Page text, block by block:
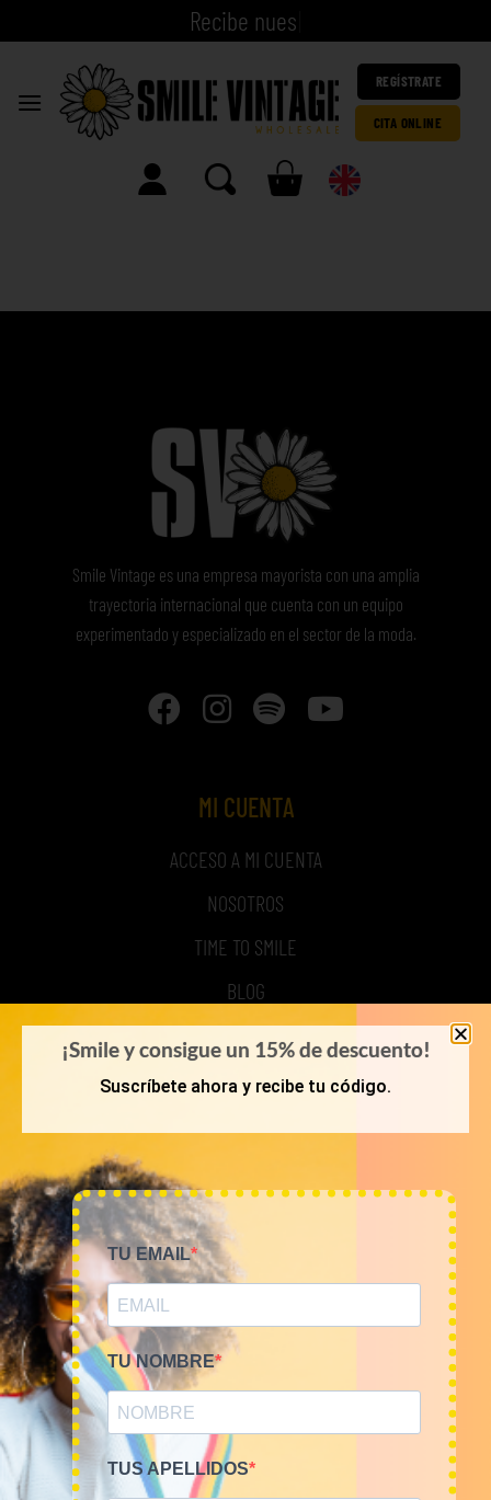
Reci be |
REGÍSTRATE
CITA ONLINE
Smile Vintage es una empresa mayorista con una amplia
trayectoria internacional que cuenta con un equipo
experimentado y especializado en el sector de la moda.
MI CUENTA
ACCESO A MI CUENTA
NOSOTROS
TIME TO SMILE
BLOG
REGISTRO
COMPRA POR KILOS O LOTES
MUJER
HOMBRE
NOVEDADES
COMO COMPRAR
POLÍTICAS
¡Smile y consigue un 15% de descuento!
Suscríbete ahora y recibe tu código.
TU EMAIL
TU NOMBRE
TUS APELLIDOS